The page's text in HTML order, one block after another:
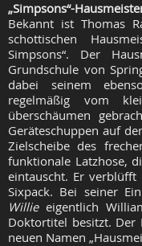
„Simpsons“-
Bekannt ist Thomas
schottischen
Simpsons“. Der
Grundschule von
dabei seinem
regelmäßig vom
überschäumen
Geräteschuppen auf
Zielscheibe des
funktionale Latzhose,
eintauscht. Er
Sixpack. Bei seiner
Willieeigentlich
Doktortitel besitzt. Der
neuen Namen